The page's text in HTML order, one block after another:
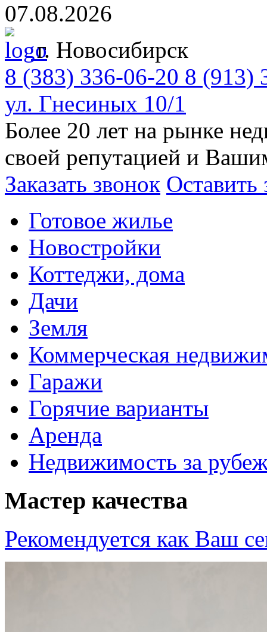
07.08.2026
г. Новосибирск
8 (383) 336-06-20 8 (913)
ул. Гнесиных 10/1
Более 20 лет на рынке
своей репутацией и
Заказать звонок Оставить
Готовое жилье
Новостройки
Коттеджи, дома
Дачи
Земля
Коммерческая
Гаражи
Горячие варианты
Аренда
Недвижимость за
Мастер качества
Рекомендуется как Ваш